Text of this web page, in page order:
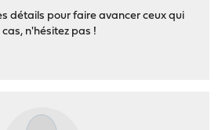
détails pour faire avancer ceux qui
n'hésitez pas !